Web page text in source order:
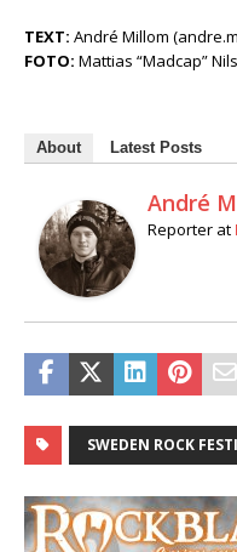
TEXT: André Millom
FOTO: Mattias “Madcap”
About Latest Posts
André
Reporter at
SWEDEN ROCK